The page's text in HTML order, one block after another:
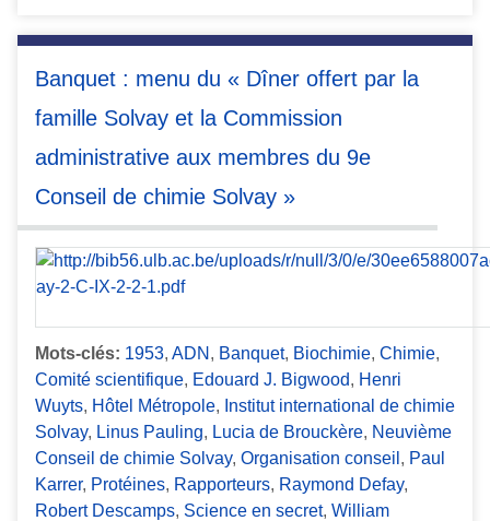
Banquet : menu du « Dîner offert par la
famille Solvay et la Commission
administrative aux membres du 9e
Conseil de chimie Solvay »
Mots-clés: 1953, ADN , Banquet, Biochimie, Chimie,
Comité scientifique, Edouard J. Bigwood, Henri
Wuyts, Hôtel Métropole, Institut international de chimie
Solvay, Linus Pauling, Lucia de Brouckère, Neuvième
Conseil de chimie Solvay, Organisation conseil , Paul
Karrer, Protéines, Rapporteurs, Raymond Defay,
Robert Descamps, Science en secret, William